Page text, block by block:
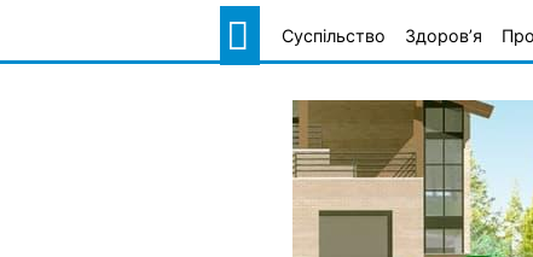
Суспільство Здоров’я